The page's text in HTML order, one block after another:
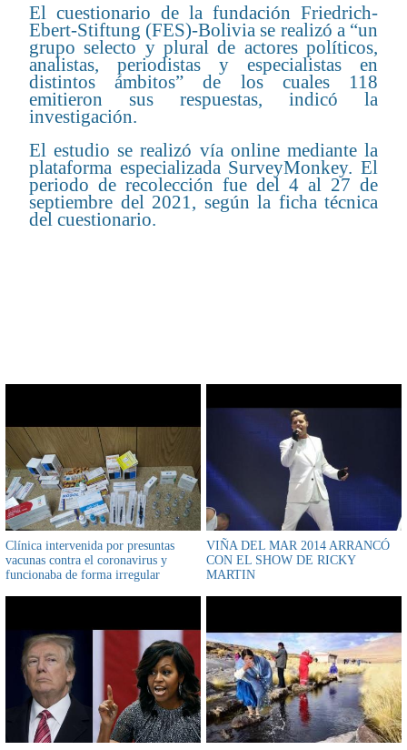
El cuestionario de la fundación Friedrich-
Ebert-Stiftung (FES)-Bolivia se realizó a “un
grupo selecto y plural de actores políticos,
analistas, periodistas y especialistas en
distintos ámbitos” de los cuales 118
emitieron sus respuestas, indicó la
investigación.
El estudio se realizó vía online mediante la
plataforma especializada SurveyMonkey. El
periodo de recolección fue del 4 al 27 de
septiembre del 2021, según la ficha técnica
del cuestionario.
Clínica intervenida por presuntas
vacunas contra el coronavirus y
funcionaba de forma irregular
VIÑA DEL MAR 2014 ARRANCÓ
CON EL SHOW DE RICKY
MARTIN